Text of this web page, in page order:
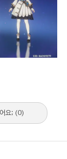
요; (0)